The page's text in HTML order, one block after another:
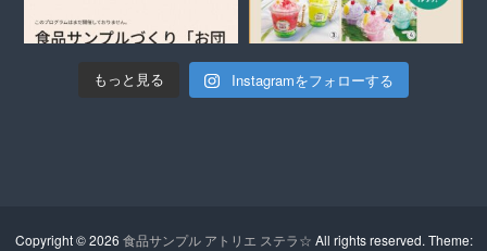
もっと見る Instagramをフォローする
Copyright © 2026 食品サンプル アトリエ ステラ☆ All rights reserved. Theme: